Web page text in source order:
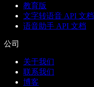
教育版
文字转语音 API 文档
语音助手 API 文档
公司
关于我们
联系我们
博客